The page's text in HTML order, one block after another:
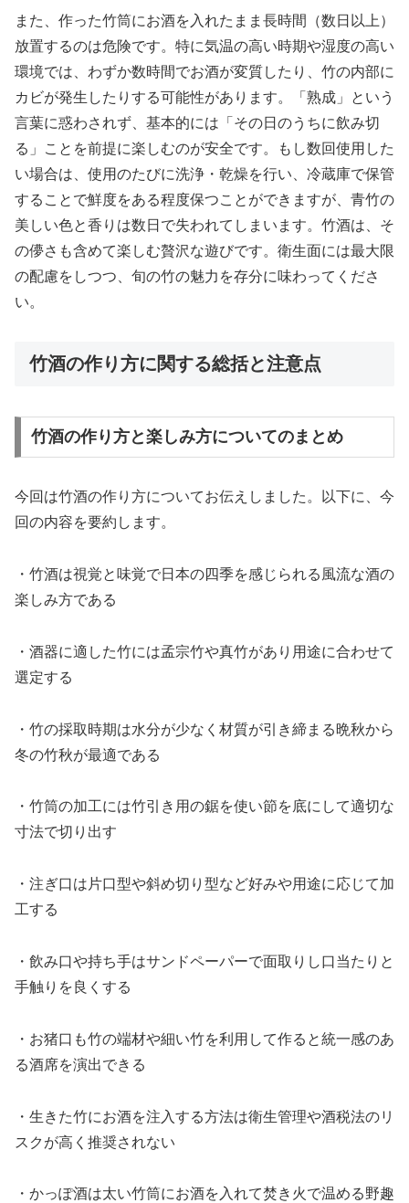
また、作った竹筒にお酒を入れたまま長時間（数日以上）
放置するのは危険です。特に気温の高い時期や湿度の高い
環境では、わずか数時間でお酒が変質したり、竹の内部に
カビが発生したりする可能性があります。「熟成」という
言葉に惑わされず、基本的には「その日のうちに飲み切
る」ことを前提に楽しむのが安全です。もし数回使用した
い場合は、使用のたびに洗浄・乾燥を行い、冷蔵庫で保管
することで鮮度をある程度保つことができますが、青竹の
美しい色と香りは数日で失われてしまいます。竹酒は、そ
の儚さも含めて楽しむ贅沢な遊びです。衛生面には最大限
の配慮をしつつ、旬の竹の魅力を存分に味わってくださ
い。
竹酒の作り方に関する総括と注意点
竹酒の作り方と楽しみ方についてのまとめ
今回は竹酒の作り方についてお伝えしました。以下に、今
回の内容を要約します。
・竹酒は視覚と味覚で日本の四季を感じられる風流な酒の
楽しみ方である
・酒器に適した竹には孟宗竹や真竹があり用途に合わせて
選定する
・竹の採取時期は水分が少なく材質が引き締まる晩秋から
冬の竹秋が最適である
・竹筒の加工には竹引き用の鋸を使い節を底にして適切な
寸法で切り出す
・注ぎ口は片口型や斜め切り型など好みや用途に応じて加
工する
・飲み口や持ち手はサンドペーパーで面取りし口当たりと
手触りを良くする
・お猪口も竹の端材や細い竹を利用して作ると統一感のあ
る酒席を演出できる
・生きた竹にお酒を注入する方法は衛生管理や酒税法のリ
スクが高く推奨されない
・かっぽ酒は太い竹筒にお酒を入れて焚き火で温める野趣